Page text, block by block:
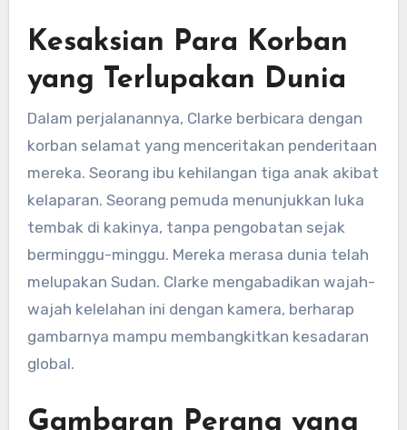
Kesaksian Para Korban
yang Terlupakan Dunia
Dalam perjalanannya, Clarke berbicara dengan
korban selamat yang menceritakan penderitaan
mereka. Seorang ibu kehilangan tiga anak akibat
kelaparan. Seorang pemuda menunjukkan luka
tembak di kakinya, tanpa pengobatan sejak
berminggu-minggu. Mereka merasa dunia telah
melupakan Sudan. Clarke mengabadikan wajah-
wajah kelelahan ini dengan kamera, berharap
gambarnya mampu membangkitkan kesadaran
global.
Gambaran Perang yang